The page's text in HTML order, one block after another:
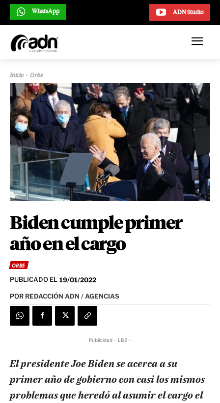
ADN Studio
WhatsApp
Inicio Orbe
Biden cumple primer
año en el cargo
ORBE
PUBLICADO EL 19/01/2022
POR REDACCIÓN ADN / AGENCIAS
Publicidad - LB2 -
El presidente Joe Biden se acerca a su
primer año de gobierno con casi los mismos
problemas que heredó al asumir el cargo el